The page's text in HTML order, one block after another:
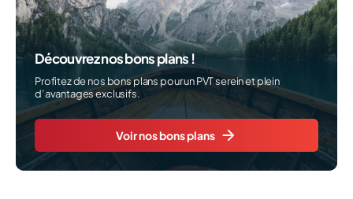
Découvrez nos bons plans !
Profitez de nos bons plans pour un PVT serein et plein
d’avantages exclusifs.
Voir nos bons plans